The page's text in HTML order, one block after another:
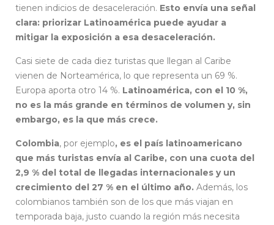
tienen indicios de desaceleración. Esto envía una señal
clara: priorizar Latinoamérica puede ayudar a
mitigar la exposición a esa desaceleración.
Casi siete de cada diez turistas que llegan al Caribe
vienen de Norteamérica, lo que representa un 69 %.
Europa aporta otro 14 %. Latinoamérica, con el 10 %,
no es la más grande en términos de volumen y, sin
embargo, es la que más crece.
Colombia, por ejemplo, es el país latinoamericano
que más turistas envía al Caribe, con una cuota del
2,9 % del total de llegadas internacionales y un
crecimiento del 27 % en el último año. Además, los
colombianos también son de los que más viajan en
temporada baja, justo cuando la región más necesita